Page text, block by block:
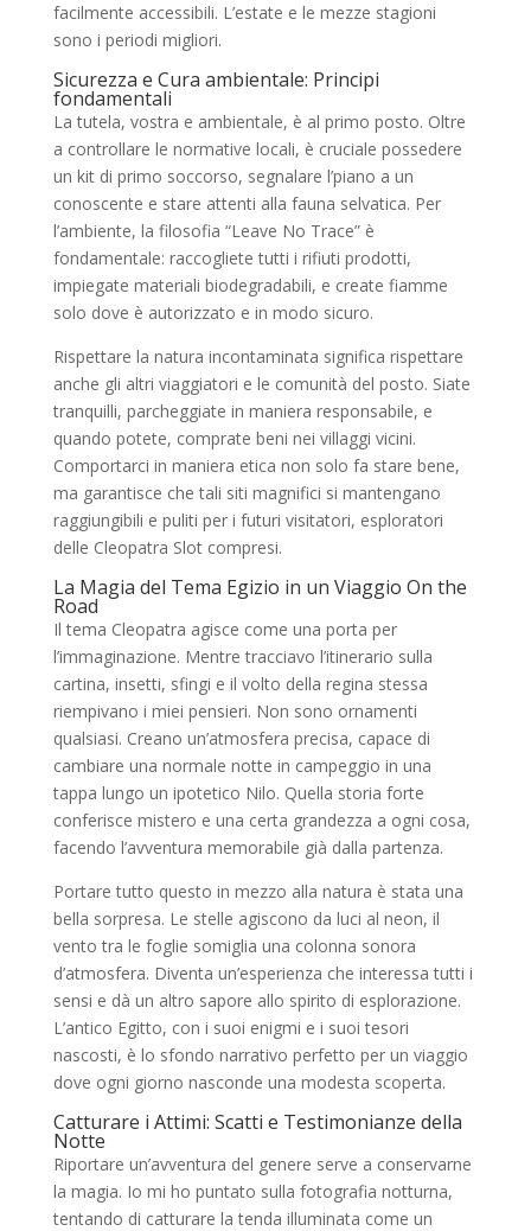
facilmente accessibili. L’estate e le mezze stagioni
sono i periodi migliori.
Sicurezza e Cura ambientale: Principi
fondamentali
La tutela, vostra e ambientale, è al primo posto. Oltre
a controllare le normative locali, è cruciale possedere
un kit di primo soccorso, segnalare l’piano a un
conoscente e stare attenti alla fauna selvatica. Per
l’ambiente, la filosofia “Leave No Trace” è
fondamentale: raccogliete tutti i rifiuti prodotti,
impiegate materiali biodegradabili, e create fiamme
solo dove è autorizzato e in modo sicuro.
Rispettare la natura incontaminata significa rispettare
anche gli altri viaggiatori e le comunità del posto. Siate
tranquilli, parcheggiate in maniera responsabile, e
quando potete, comprate beni nei villaggi vicini.
Comportarci in maniera etica non solo fa stare bene,
ma garantisce che tali siti magnifici si mantengano
raggiungibili e puliti per i futuri visitatori, esploratori
delle Cleopatra Slot compresi.
La Magia del Tema Egizio in un Viaggio On the
Road
Il tema Cleopatra agisce come una porta per
l’immaginazione. Mentre tracciavo l’itinerario sulla
cartina, insetti, sfingi e il volto della regina stessa
riempivano i miei pensieri. Non sono ornamenti
qualsiasi. Creano un’atmosfera precisa, capace di
cambiare una normale notte in campeggio in una
tappa lungo un ipotetico Nilo. Quella storia forte
conferisce mistero e una certa grandezza a ogni cosa,
facendo l’avventura memorabile già dalla partenza.
Portare tutto questo in mezzo alla natura è stata una
bella sorpresa. Le stelle agiscono da luci al neon, il
vento tra le foglie somiglia una colonna sonora
d’atmosfera. Diventa un’esperienza che interessa tutti i
sensi e dà un altro sapore allo spirito di esplorazione.
L’antico Egitto, con i suoi enigmi e i suoi tesori
nascosti, è lo sfondo narrativo perfetto per un viaggio
dove ogni giorno nasconde una modesta scoperta.
Catturare i Attimi: Scatti e Testimonianze della
Notte
Riportare un’avventura del genere serve a conservarne
la magia. Io mi ho puntato sulla fotografia notturna,
tentando di catturare la tenda illuminata come un